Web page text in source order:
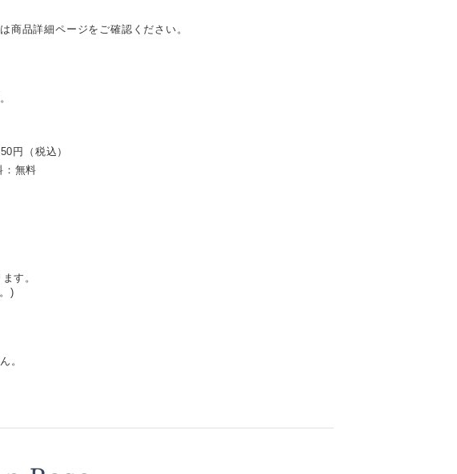
商品詳細ページをご確認ください。
円（税込）
：無料
す。
)
。